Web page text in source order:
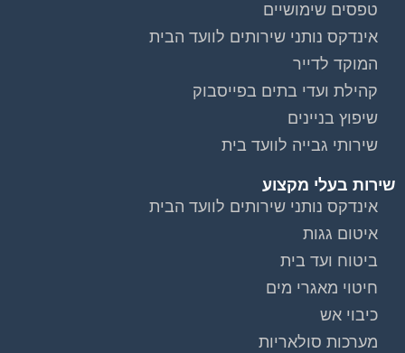
טפסים שימושיים
אינדקס נותני שירותים לוועד הבית
המוקד לדייר
קהילת ועדי בתים בפייסבוק
שיפוץ בניינים
שירותי גבייה לוועד בית
שירות בעלי מקצוע
אינדקס נותני שירותים לוועד הבית
איטום גגות
ביטוח ועד בית
חיטוי מאגרי מים
כיבוי אש
מערכות סולאריות
וועדי בתים ודיירים
הצטרפו עכשיו לקבוצת
הפייסבוק הגדולה
בישראל הנותנת מענה
לבעיות הדיור בבית
המשותף!!!